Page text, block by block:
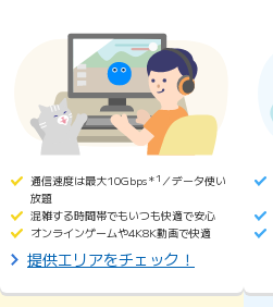
通信速度は最大10Gbps＊1 ／データ使い
放題
混雑する時間帯でもいつも快適で安心
オンラインゲームや4K8K動画で快適
提供エリアをチェック！